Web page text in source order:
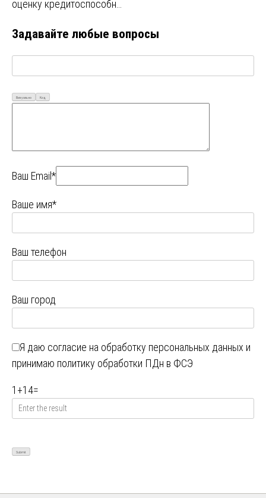
оценку кредитоспособн…
Задавайте любые вопросы
Визуально Код
Ваш Email*
Ваше имя*
Ваш телефон
Ваш город
Я даю согласие на обработку персональных данных и
принимаю политику обработки ПДн в ФСЭ
1 +14=